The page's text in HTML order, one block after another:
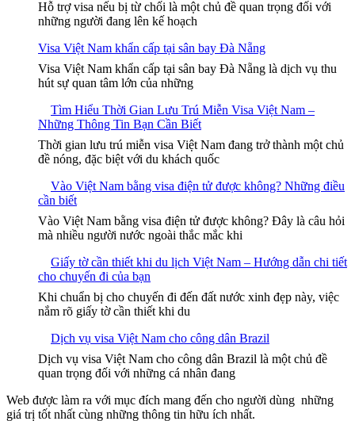
Hỗ trợ visa nếu bị từ chối là một chủ đề quan trọng đối với
những người đang lên kế hoạch
Visa Việt Nam khẩn cấp tại sân bay Đà Nẵng
Visa Việt Nam khẩn cấp tại sân bay Đà Nẵng là dịch vụ thu
hút sự quan tâm lớn của những
Tìm Hiểu Thời Gian Lưu Trú Miễn Visa Việt Nam –
Những Thông Tin Bạn Cần Biết
Thời gian lưu trú miễn visa Việt Nam đang trở thành một chủ
đề nóng, đặc biệt với du khách quốc
Vào Việt Nam bằng visa điện tử được không? Những điều
cần biết
Vào Việt Nam bằng visa điện tử được không? Đây là câu hỏi
mà nhiều người nước ngoài thắc mắc khi
Giấy tờ cần thiết khi du lịch Việt Nam – Hướng dẫn chi tiết
cho chuyến đi của bạn
Khi chuẩn bị cho chuyến đi đến đất nước xinh đẹp này, việc
nắm rõ giấy tờ cần thiết khi du
Dịch vụ visa Việt Nam cho công dân Brazil
Dịch vụ visa Việt Nam cho công dân Brazil là một chủ đề
quan trọng đối với những cá nhân đang
Web được làm ra với mục đích mang đến cho người dùng những
giá trị tốt nhất cùng những thông tin hữu ích nhất.